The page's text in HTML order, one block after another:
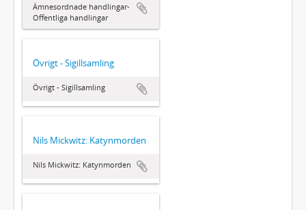
Ämnesordnade handlingar-
Offentliga handlingar
Övrigt - Sigillsamling
Övrigt - Sigillsamling
Nils Mickwitz: Katynmorden
Nils Mickwitz: Katynmorden